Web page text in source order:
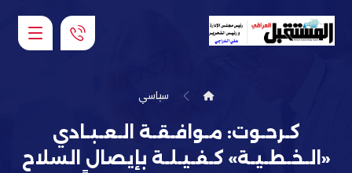
سياسي
كـرحـوت: مـوافـقـة الـعـبـادي
«الـخـطـيـة» كـفـيـلـة بإيصال السلاح